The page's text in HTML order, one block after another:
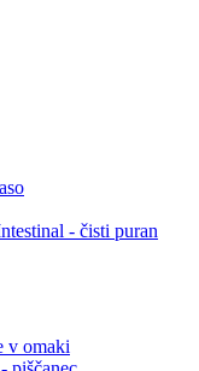
- čisti puran
v omaki